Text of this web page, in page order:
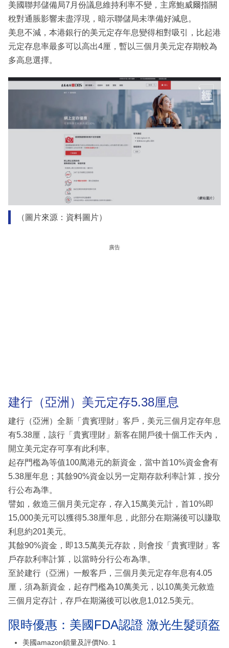
美國聯邦儲備局7月份議息維持利率不變，主席鮑威爾指關
稅對通脹影響未盡浮現，暗示聯儲局未準備好減息。
美息不減，本港銀行的美元定存年息變得相對吸引，比起港
元定存息率最多可以高出4厘，暫以三個月美元定存期較為
多高息選擇。
（圖片來源：資料圖片）
廣告
建行（亞洲）美元定存5.38厘息
建行（亞洲）全新「貴賓理財」客戶，美元三個月定存年息
有5.38厘，該行「貴賓理財」新客在開戶後十個工作天內，
開立美元定存可享有此利率。
起存門檻為等值100萬港元的新資金，當中首10%資金會有
5.38厘年息；其餘90%資金以另一定期存款利率計算，按分
行公布為準。
譬如，敘造三個月美元定存，存入15萬美元計，首10%即
15,000美元可以獲得5.38厘年息，此部分在期滿後可以賺取
利息約201美元。
其餘90%資金，即13.5萬美元存款，則會按「貴賓理財」客
戶存款利率計算，以當時分行公布為準。
至於建行（亞洲）一般客戶，三個月美元定存年息有4.05
厘，須為新資金，起存門檻為10萬美元，以10萬美元敘造
三個月定存計，存戶在期滿後可以收息1,012.5美元。
限時優惠：美國FDA認證 激光生髮頭盔
美國amazon鎖量及評價No. 1